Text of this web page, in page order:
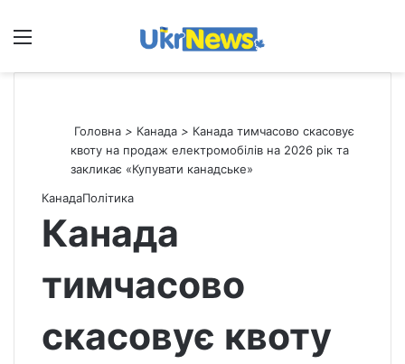
Меню
Головна > Канада > Канада тимчасово скасовує
квоту на продаж електромобілів на 2026 рік та
закликає «Купувати канадське»
КанадаПолітика
Канада
тимчасово
скасовує квоту